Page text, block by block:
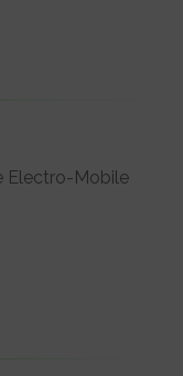
Electro-Mobile